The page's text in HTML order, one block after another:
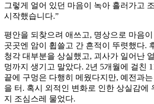
그렇게 얼어 있던 마음이 녹아 흘러가고
시작했습니다.”
평안을 되찾으려 애쓰고, 명상으로 마음
곳곳엔 암이 휩쓸고 간 흔적이 뚜렷했다.
청각 대부분을 상실했고, 괴사가 일어난
멍까지 생기고 말았다. 2년 5개월에 걸친
끝에 구멍은 다행히 메웠다지만, 예전과
을 터. 혹시 외적인 변화로 인한 상실감에
지 조심스레 물었다.